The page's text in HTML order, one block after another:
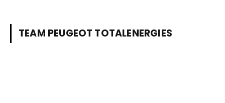
TEAM PEUGEOT TOTALENERGIES